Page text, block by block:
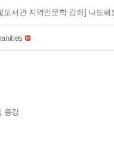
도서관 지역인문학 강좌] 나도해
종강